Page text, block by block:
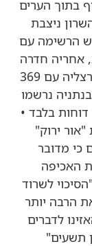
הערים
ניצבת
עם
חדרה
עם 500 והרצליה עם 369
נרשמו
בלבד •
לשרוד
יותר